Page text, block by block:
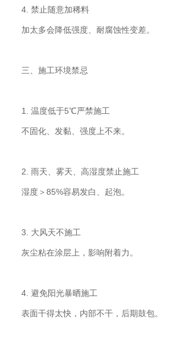
4. 禁止随意加稀料
加太多会降低强度、耐腐蚀性变差。
三、施工环境禁忌
1. 温度低于5℃严禁施工
不固化、发黏、强度上不来。
2. 雨天、雾天、高湿度禁止施工
湿度＞85%容易发白、起泡。
3. 大风天不施工
灰尘粘在涂层上，影响附着力。
4. 避免阳光暴晒施工
表面干得太快，内部不干，后期鼓包。